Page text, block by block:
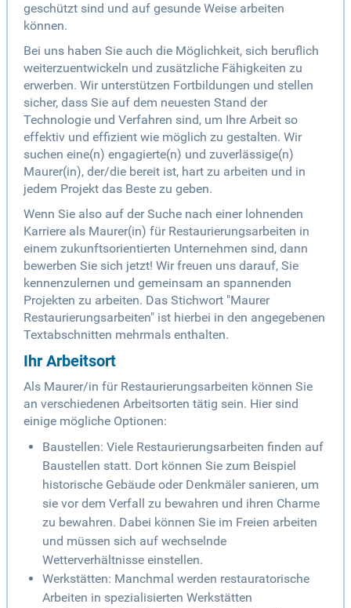
geschützt sind und auf gesunde Weise arbeiten
können.
Bei uns haben Sie auch die Möglichkeit, sich beruflich
weiterzuentwickeln und zusätzliche Fähigkeiten zu
erwerben. Wir unterstützen Fortbildungen und stellen
sicher, dass Sie auf dem neuesten Stand der
Technologie und Verfahren sind, um Ihre Arbeit so
effektiv und effizient wie möglich zu gestalten. Wir
suchen eine(n) engagierte(n) und zuverlässige(n)
Maurer(in), der/die bereit ist, hart zu arbeiten und in
jedem Projekt das Beste zu geben.
Wenn Sie also auf der Suche nach einer lohnenden
Karriere als Maurer(in) für Restaurierungsarbeiten in
einem zukunftsorientierten Unternehmen sind, dann
bewerben Sie sich jetzt! Wir freuen uns darauf, Sie
kennenzulernen und gemeinsam an spannenden
Projekten zu arbeiten. Das Stichwort "Maurer
Restaurierungsarbeiten" ist hierbei in den angegebenen
Textabschnitten mehrmals enthalten.
Ihr Arbeitsort
Als Maurer/in für Restaurierungsarbeiten können Sie
an verschiedenen Arbeitsorten tätig sein. Hier sind
einige mögliche Optionen:
Baustellen: Viele Restaurierungsarbeiten finden auf
Baustellen statt. Dort können Sie zum Beispiel
historische Gebäude oder Denkmäler sanieren, um
sie vor dem Verfall zu bewahren und ihren Charme
zu bewahren. Dabei können Sie im Freien arbeiten
und müssen sich auf wechselnde
Wetterverhältnisse einstellen.
Werkstätten: Manchmal werden restauratorische
Arbeiten in spezialisierten Werkstätten